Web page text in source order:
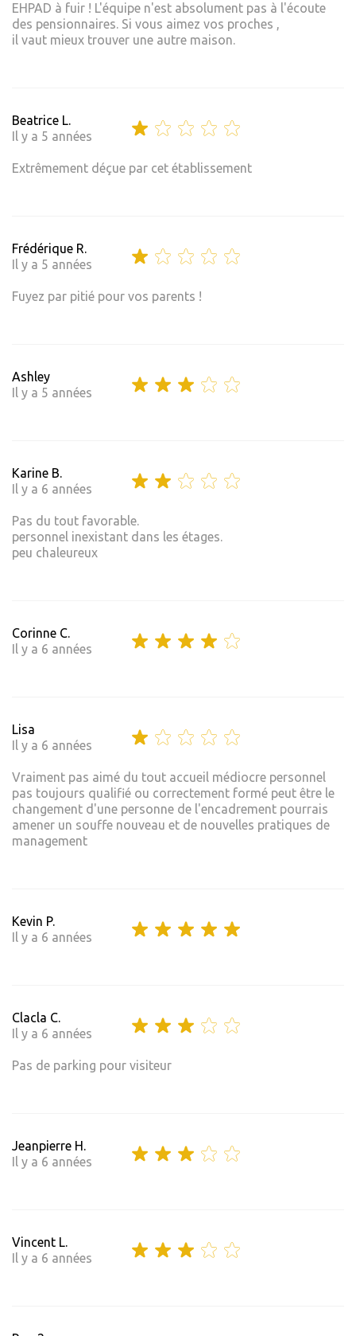
EHPAD à fuir ! L'équipe n'est absolument pas à l'écoute
des pensionnaires. Si vous aimez vos proches ,
il vaut mieux trouver une autre maison.
Beatrice L.
Il y a 5 années
Extrêmement déçue par cet établissement
Frédérique R.
Il y a 5 années
Fuyez par pitié pour vos parents !
Ashley
Il y a 5 années
Karine B.
Il y a 6 années
Pas du tout favorable.
personnel inexistant dans les étages.
peu chaleureux
Corinne C.
Il y a 6 années
Lisa
Il y a 6 années
Vraiment pas aimé du tout accueil médiocre personnel
pas toujours qualifié ou correctement formé peut être le
changement d'une personne de l'encadrement pourrais
amener un souffe nouveau et de nouvelles pratiques de
management
Kevin P.
Il y a 6 années
Clacla C.
Il y a 6 années
Pas de parking pour visiteur
Jeanpierre H.
Il y a 6 années
Vincent L.
Il y a 6 années